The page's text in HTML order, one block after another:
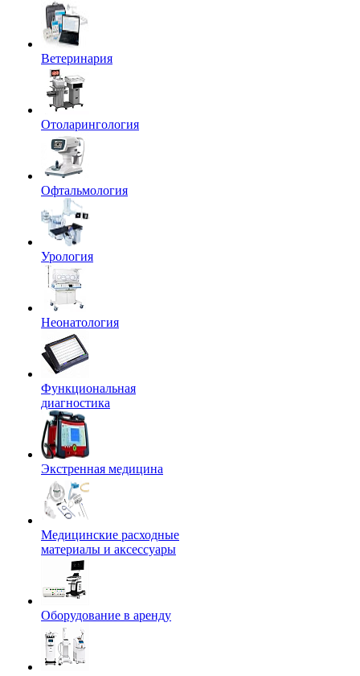
Ветеринария
Отоларингология
Офтальмология
Урология
Неонатология
Функциональная
диагностика
Экстренная медицина
Медицинские расходные
материалы и аксессуары
Оборудование в аренду